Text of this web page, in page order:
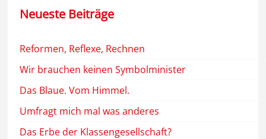
Neueste Beiträge
Reformen, Reflexe, Rechnen
Wir brauchen keinen Symbolminister
Das Blaue. Vom Himmel.
Umfragt mich mal was anderes
Das Erbe der Klassengesellschaft?